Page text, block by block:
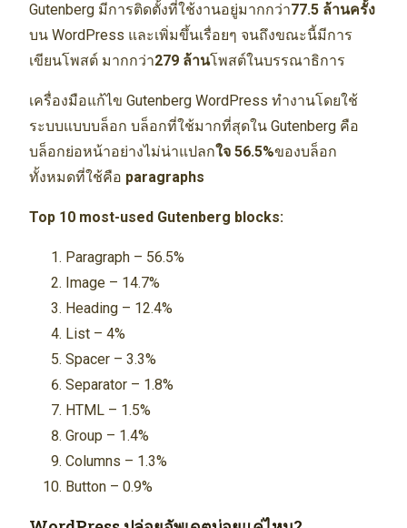
Gutenberg มีการติดตั้งที่ใช้งานอยู่มากกว่า77.5 ล้านครั้ง
บน WordPress และเพิ่มขึ้นเรื่อยๆ จนถึงขณะนี้มีการ
เขียนโพสต์ มากกว่า279 ล้านโพสต์ในบรรณาธิการ
เครื่องมือแก้ไข Gutenberg WordPress ทำงานโดยใช้
ระบบแบบบล็อก บล็อกที่ใช้มากที่สุดใน Gutenberg คือ
บล็อกย่อหน้าอย่างไม่น่าแปลกใจ 56.5%ของบล็อก
ทั้งหมดที่ใช้คือ paragraphs
Top 10 most-used Gutenberg blocks:
Paragraph – 56.5%
Image – 14.7%
Heading – 12.4%
List – 4%
Spacer – 3.3%
Separator – 1.8%
HTML – 1.5%
Group – 1.4%
Columns – 1.3%
Button – 0.9%